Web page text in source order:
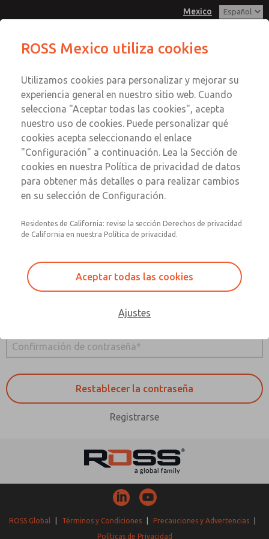
Mexico
Cuenta
Registrarse
Inscribirse
Cambia la contraseña
Registrarse
ROSS Global Términos y Condiciones Precauciones y Advertencias
Políticas de Privacidad
ROSS Mexico utiliza cookies
Utilizamos cookies para personalizar y mejorar su
experiencia general en nuestro sitio web. Cuando
selecciona "Aceptar todas las cookies", acepta
nuestro uso de cookies. Puede personalizar qué
cookies acepta seleccionando el enlace
"Configuración" a continuación. Lea la Sección de
cookies en nuestra Política de privacidad de datos
para obtener más detalles o para realizar cambios
en su selección de Configuración.
Residentes de California: revise la sección Derechos de privacidad
de California en nuestra Política de privacidad.
Aceptar todas las cookies
Ajustes